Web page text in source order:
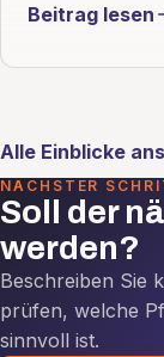
Beitrag lesen
Alle Einblicke
NÄCHSTER
Soll der
werden?
Beschreiben Sie
prüfen, welche
sinnvoll ist.